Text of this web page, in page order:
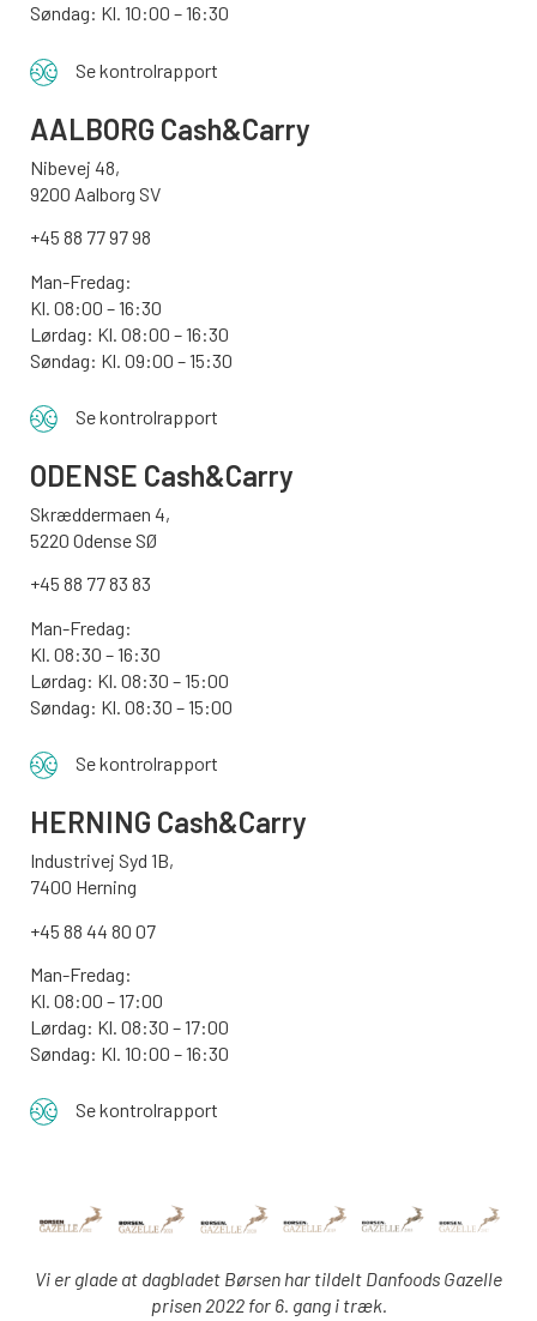
Søndag: Kl. 10:00 – 16:30
Se kontrolrapport
AALBORG Cash&Carry
Nibevej 48,
9200 Aalborg SV
+45 88 77 97 98
Man-Fredag:
Kl. 08:00 – 16:30
Lørdag: Kl. 08:00 – 16:30
Søndag: Kl. 09:00 – 15:30
Se kontrolrapport
ODENSE Cash&Carry
Skræddermaen 4,
5220 Odense SØ
+45 88 77 83 83
Man-Fredag:
Kl. 08:30 – 16:30
Lørdag: Kl. 08:30 – 15:00
Søndag: Kl. 08:30 – 15:00
Se kontrolrapport
HERNING Cash&Carry
Industrivej Syd 1B,
7400 Herning
+45 88 44 80 07
Man-Fredag:
Kl. 08:00 – 17:00
Lørdag: Kl. 08:30 – 17:00
Søndag: Kl. 10:00 – 16:30
Se kontrolrapport
Vi er glade at dagbladet Børsen har tildelt Danfoods Gazelle
prisen 2022 for 6. gang i træk.